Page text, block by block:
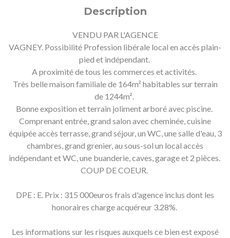
Description
VENDU PAR L'AGENCE
VAGNEY. Possibilité Profession libérale local en accès plain-
pied et indépendant.
A proximité de tous les commerces et activités.
Très belle maison familiale de 164m² habitables sur terrain
de 1244m².
Bonne exposition et terrain joliment arboré avec piscine.
Comprenant entrée, grand salon avec cheminée, cuisine
équipée accès terrasse, grand séjour, un WC, une salle d'eau, 3
chambres, grand grenier, au sous-sol un local accès
indépendant et WC, une buanderie, caves, garage et 2 pièces.
COUP DE COEUR.
DPE : E. Prix : 315 000euros frais d'agence inclus dont les
honoraires charge acquéreur 3.28%.
Les informations sur les risques auxquels ce bien est exposé